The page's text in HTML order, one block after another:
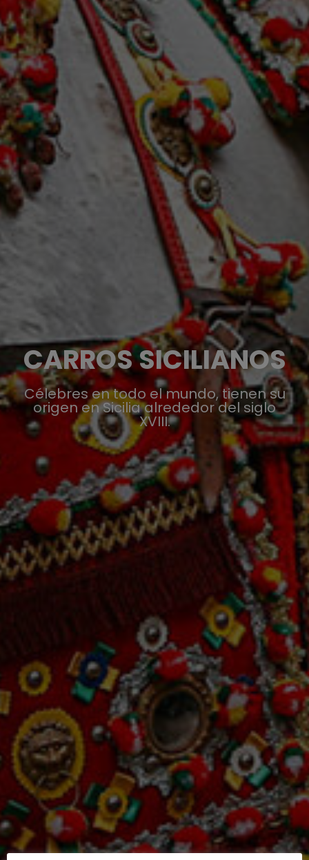
CARROS SICILIANOS
Célebres en todo el mundo, tienen su
origen en Sicilia alrededor del siglo
XVIII.